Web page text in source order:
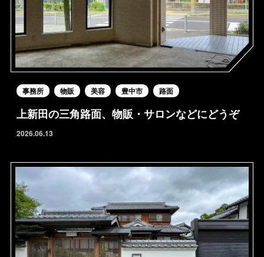
事務所 物販 美容 豊中市 路面
上新田の三角路面、物販・サロンなどにどうぞ
2026.06.13